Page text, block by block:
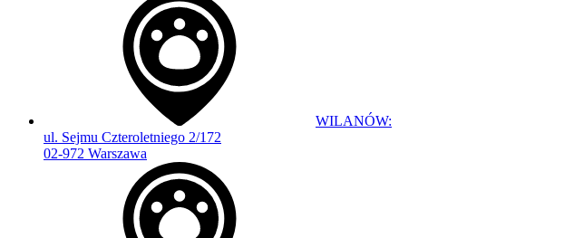
WILANÓW:
ul. Sejmu Czteroletniego 2/172
02-972 Warszawa